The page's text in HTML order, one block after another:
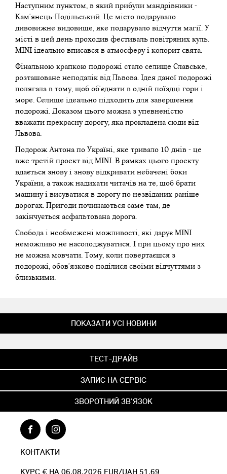
Наступним пунктом, в який прибули мандрівники -
Кам'янець-Подільський. Це місто подарувало
дивовижне видовище, яке подарувало відчуття магії. У
місті в цей день проходив фестиваль повітряних куль.
MINI ідеально вписався в атмосферу і колорит свята.
Фінальною крапкою подорожі стало селище Славське,
розташоване неподалік від Львова. Ідея даної подорожі
полягала в тому, щоб об'єднати в одній поїздці гори і
море. Селище ідеально підходить для завершення
подорожі. Доказом цього можна з упевненістю
вважати прекрасну дорогу, яка прокладена сюди від
Львова.
Подорож Антона по Україні, яке тривало 10 днів - це
вже третій проект від MINI. В рамках цього проекту
вдається знову і знову відкривати небачені боки
України, а також надихати читачів на те, щоб брати
машину і висуватися в дорогу по незвіданих раніше
дорогах. Пригоди починаються саме там, де
закінчується асфальтована дорога.
Свобода і необмежені можливості, які дарує MINI
неможливо не насолоджуватися. І при цьому про них
не можна мовчати. Тому, коли повертаєшся з
подорожі, обов'язково поділися своїми відчуттями з
близькими.
ПОКАЗАТИ УСІ НОВИНИ
ТЕСТ-ДРАЙВ
ЗАПИС НА СЕРВІС
ЗВОРОТНИЙ ЗВ'ЯЗОК
КОНТАКТИ
КУРС € НА 06.08.2026 EUR/UAH 51.69